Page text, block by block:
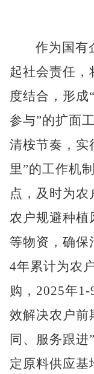
作为国有
起社会责任，
度结合，形成
参与”的扩面
清桉节奏，实
里”的工作机
点，及时为农
农户规避种植
等物资，确保
4年累计为农
购，2025年
效解决农户前
同、服务跟
定原料供应基